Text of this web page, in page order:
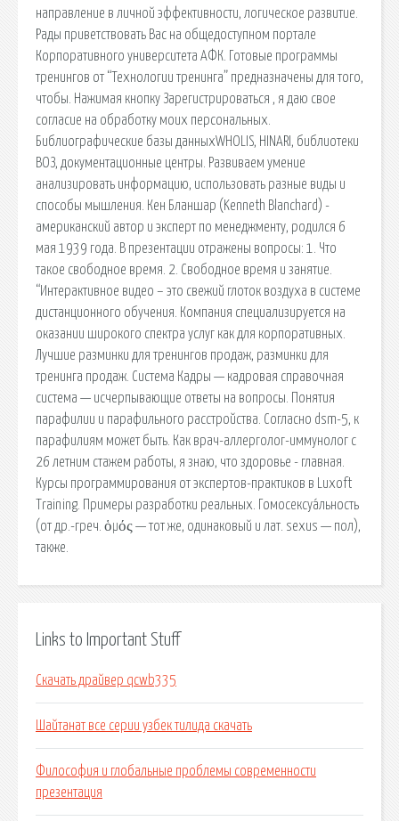
направление в личной эффективности, логическое развитие.
Рады приветствовать Вас на общедоступном портале
Корпоративного университета АФК. Готовые программы
тренингов от “Технологии тренинга” предназначены для того,
чтобы. Нажимая кнопку Зарегистрироваться , я даю свое
согласие на обработку моих персональных.
Библиографические базы данныхWHOLIS, HINARI, библиотеки
ВОЗ, документационные центры. Развиваем умение
анализировать информацию, использовать разные виды и
способы мышления. Кен Бланшар (Kenneth Blanchard) -
американский автор и эксперт по менеджменту, родился 6
мая 1939 года. В презентации отражены вопросы: 1. Что
такое свободное время. 2. Свободное время и занятие.
“Интерактивное видео – это свежий глоток воздуха в системе
дистанционного обучения. Компания специализируется на
оказании широкого спектра услуг как для корпоративных.
Лучшие разминки для тренингов продаж, разминки для
тренинга продаж. Система Кадры — кадровая справочная
система — исчерпывающие ответы на вопросы. Понятия
парафилии и парафильного расстройства. Согласно dsm-5, к
парафилиям может быть. Как врач-аллерголог-иммунолог с
26 летним стажем работы, я знаю, что здоровье - главная.
Курсы программирования от экспертов-практиков в Luxoft
Training. Примеры разработки реальных. Гомосексуа́льность
(от др.-греч. ὁμός — тот же, одинаковый и лат. sexus — пол),
также.
Links to Important Stuff
Скачать драйвер qcwb335
Шайтанат все серии узбек тилида скачать
Философия и глобальные проблемы современности
презентация